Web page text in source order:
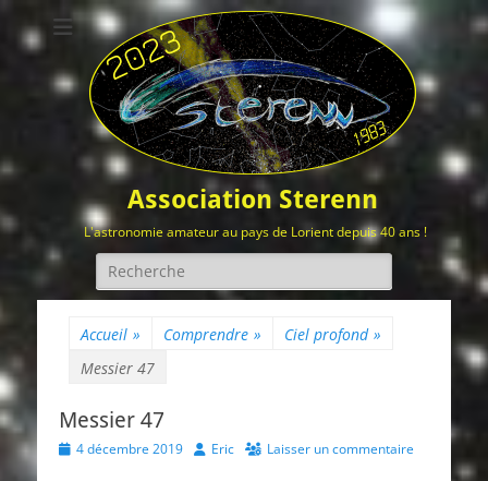
Association Sterenn
L'astronomie amateur au pays de Lorient depuis 40 ans !
Rechercher :
Accueil » Comprendre » Ciel profond »
Messier 47
Messier 47
Posted
4 décembre 2019 Author
Eric Laisser un commentaire